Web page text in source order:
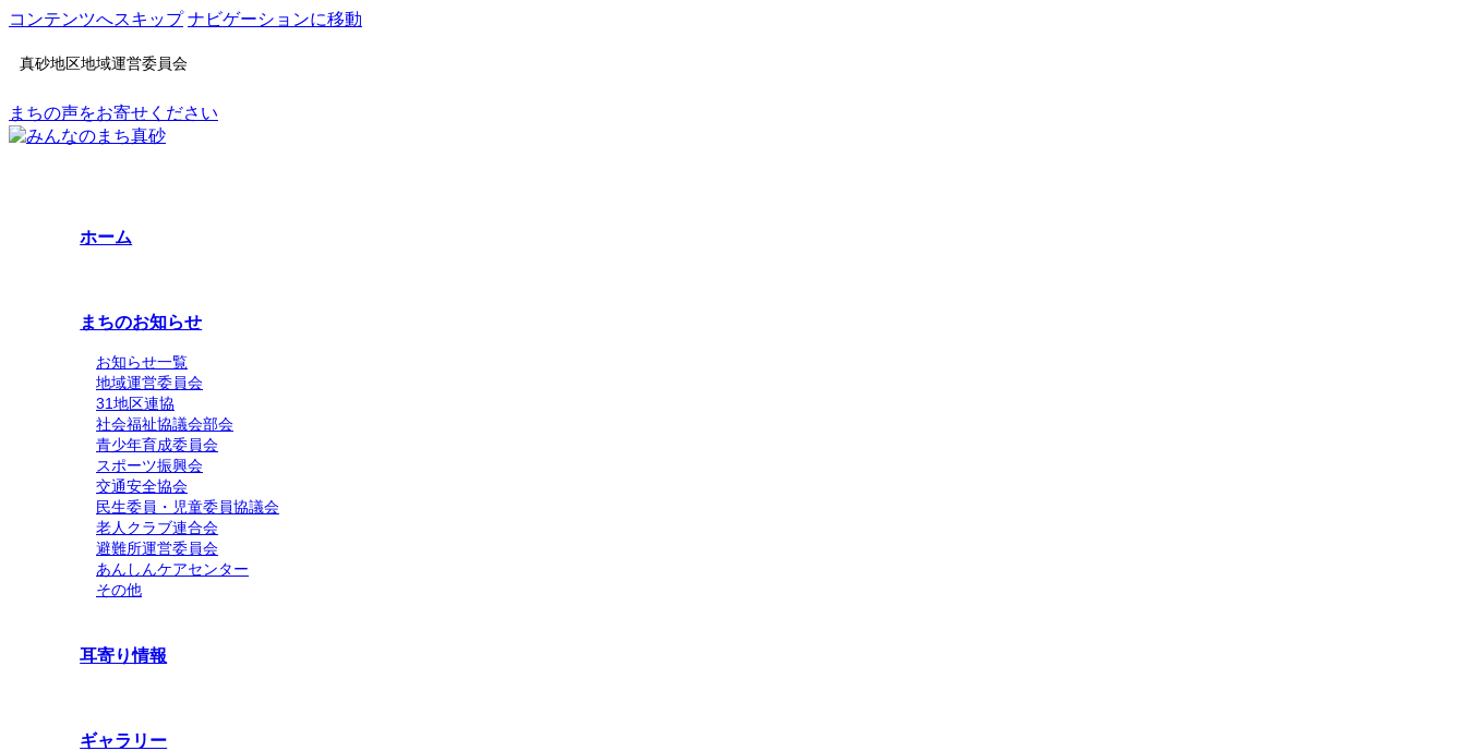
コンテンツへスキップ ナビゲーションに移動
真砂地区地域運営委員会
まちの声をお寄せください
ホーム
まちのお知らせ
お知らせ一覧
地域運営委員会
31地区連協
社会福祉協議会部会
青少年育成委員会
スポーツ振興会
交通安全協会
民生委員・児童委員協議会
老人クラブ連合会
避難所運営委員会
あんしんケアセンター
その他
耳寄り情報
ギャラリー